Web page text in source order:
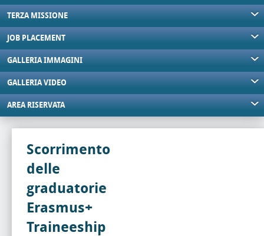
TERZA MISSIONE
JOB PLACEMENT
GALLERIA IMMAGINI
GALLERIA VIDEO
AREA RISERVATA
Scorrimento
delle
graduatorie
Erasmus+
Traineeship